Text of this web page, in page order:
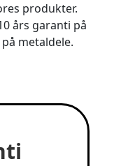
produkter.
års garanti på
metaldele.